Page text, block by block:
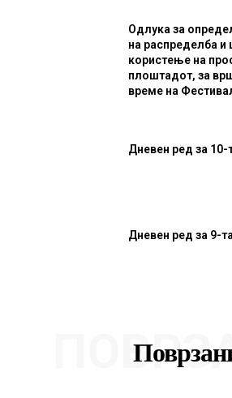
Одлука за
на распределба и
користење на
плоштадот, за
време на
Дневен ред за 10-
Дневен ред за 9-